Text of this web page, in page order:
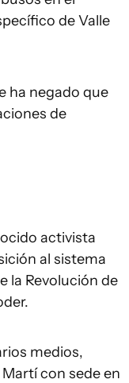
de Valle
ha negado que
de
activista
al sistema
la Revolución de
medios,
con sede en